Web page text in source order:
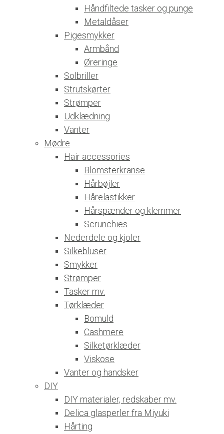
Håndfiltede tasker og punge
Metaldåser
Pigesmykker
Armbånd
Øreringe
Solbriller
Strutskørter
Strømper
Udklædning
Vanter
Mødre
Hair accessories
Blomsterkranse
Hårbøjler
Hårelastikker
Hårspænder og klemmer
Scrunchies
Nederdele og kjoler
Silkebluser
Smykker
Strømper
Tasker mv.
Tørklæder
Bomuld
Cashmere
Silketørklæder
Viskose
Vanter og handsker
DIY
DIY materialer, redskaber mv.
Delica glasperler fra Miyuki
Hårting